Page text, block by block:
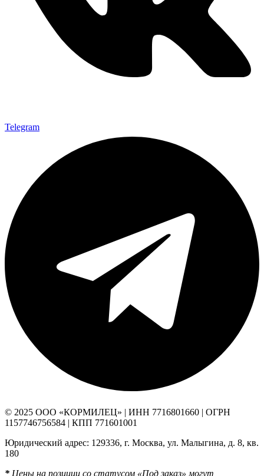
Telegram
© 2025 ООО «КОРМИЛЕЦ» | ИНН 7716801660 | ОГРН
1157746756584 | КПП 771601001
Юридический адрес: 129336, г. Москва, ул. Малыгина, д. 8, кв.
180
* Цены на позиции со статусом «Под заказ» могут